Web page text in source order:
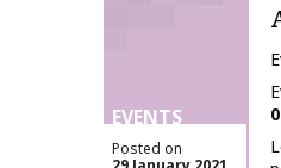
EVENTS
Posted on